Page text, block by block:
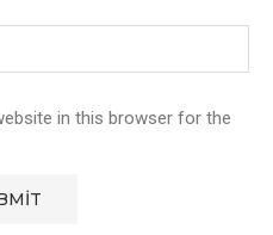
in this browser for the